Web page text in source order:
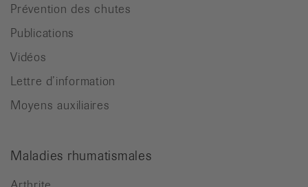
Prévention des chutes
Publications
Vidéos
Lettre d’information
Moyens auxiliaires
Maladies rhumatismales